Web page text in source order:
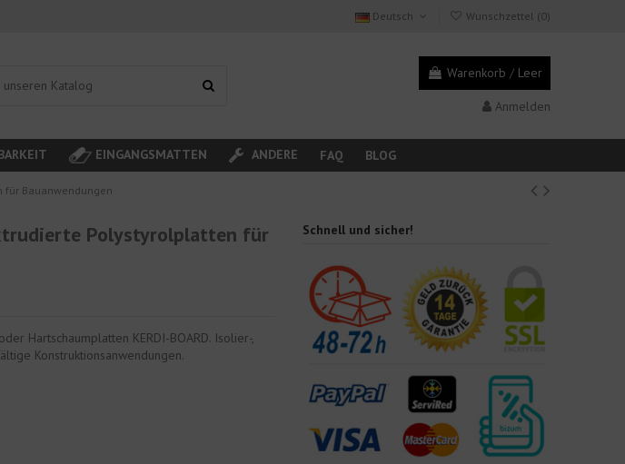
Deutsch Wunschzettel (0)
Warenkorb / Leer
Anmelden
EINGANGSMATTEN ANDERE FAQ BLOG
für Bauanwendungen
Polystyrolplatten für
Hartschaumplatten KERDI-BOARD. Isolier-,
Konstruktionsanwendungen.
Schnell und sicher!